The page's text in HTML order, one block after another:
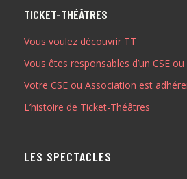
ÉQUIPE
ADHÉREZ
TICKET-THÉÂTRES
Vous voulez découvrir TT
Vous êtes responsables d’un CSE
Votre CSE ou Association est
L’histoire de Ticket-Théâtres
LES SPECTACLES